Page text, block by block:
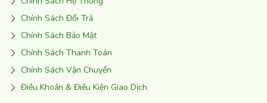
Ecocert giúp cân bằng lại hệ vi sinh vật trên da, thúc đẩy
ngừa hình thành mụn.
Sam tăng cường dịu da, giảm kích ứng tối đa, kháng viêm,
mềm mịn da.
Chính Sách Đổi Trả
Chính Sách Bảo Mật
Chính Sách Thanh Toán
Chính Sách Vận Chuyển
Điều Khoản & Điều Kiện Giao Dịch